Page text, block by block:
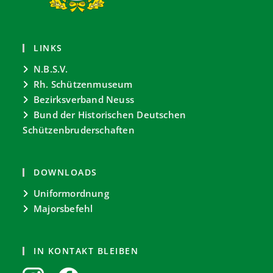
LINKS
N.B.S.V.
Rh. Schützenmuseum
Bezirksverband Neuss
Bund der Historischen Deutschen
Schützenbruderschaften
DOWNLOADS
Uniformordnung
Majorsbefehl
IN KONTAKT BLEIBEN